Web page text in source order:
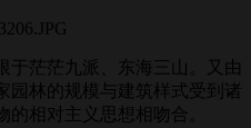
茫茫九派、东海三山。又由
园林的规模与建筑样式受到诸
相对主义思想相吻合。